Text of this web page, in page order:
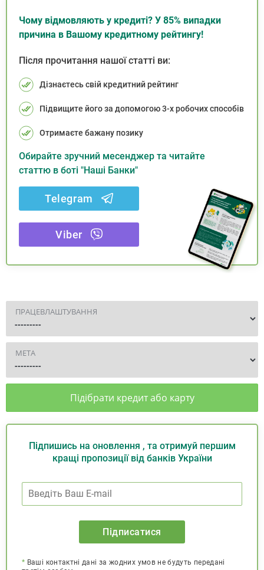
Чому відмовляють у кредиті? У 85% випадки
причина в Вашому кредитному рейтингу!
Після прочитання нашої статті ви:
Дізнаєтесь свій кредитний рейтинг
Підвищите його за допомогою 3-х робочих способів
Отримаєте бажану позику
Обирайте зручний месенджер та читайте
статтю в боті "Наші Банки"
Telegram
Viber
ПРАЦЕВЛАШТУВАННЯ
МЕТА
Підібрати кредит або карту
Підпишись на оновлення , та отримуй першим
кращі пропозиції від банків України
Підписатися
* Ваші контактні дані за жодних умов не будуть передані